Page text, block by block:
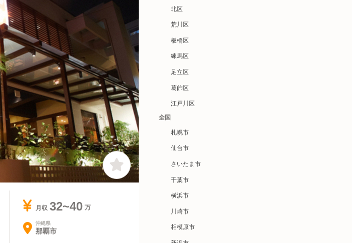
月収 32~40
沖縄県
那覇市
北区
荒川区
板橋区
練馬区
足立区
葛飾区
江戸川区
全国
札幌市
仙台市
さいたま市
千葉市
横浜市
川崎市
相模原市